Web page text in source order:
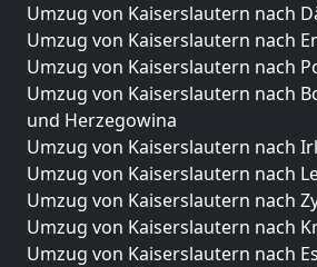
Umzug von Kaiserslautern nach
Umzug von Kaiserslautern nach
Umzug von Kaiserslautern nach
Umzug von Kaiserslautern nach
und Herzegowina
Umzug von Kaiserslautern nach
Umzug von Kaiserslautern nach
Umzug von Kaiserslautern nach
Umzug von Kaiserslautern nach
Umzug von Kaiserslautern nach